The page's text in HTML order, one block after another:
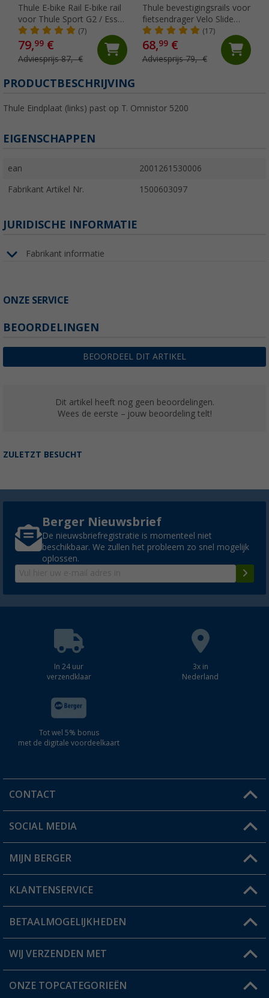
Thule E-bike Rail E-bike rail
voor Thule Sport G2 / Esse
4 CD fietsendrager
(7)
79,99 €
Adviesprijs 87,- €
Thule bevestigingsrails voor
fietsendrager Velo Slide
70cm
(17)
68,99€
Adviesprijs 79,- €
PRODUCTBESCHRIJVING
Thule Eindplaat (links) past op T. Omnistor 5200
EIGENSCHAPPEN
ean 2001261530006
Fabrikant Artikel Nr. 1500603097
JURIDISCHE INFORMATIE
Fabrikant informatie
ONZE SERVICE
BEOORDELINGEN
BEOORDEEL DIT ARTIKEL
Dit artikel heeft nog geen beoordelingen.
Wees de eerste – jouw beoordeling telt!
ZULETZT BESUCHT
Berger Nieuwsbrief
De nieuwsbriefregistratie is momenteel niet
beschikbaar. We zullen het probleem zo snel mogelijk
oplossen.
In 24 uur
verzendklaar
3x in
Nederland
Tot wel 5% bonus
met de digitale voordeelkaart
CONTACT
Een vraag?
Winkel vinden
SOCIAL MEDIA
MIJN BERGER
Mijn account
Status bestelling
Verlanglijstje
KLANTENSERVICE
FAQ & Contact
Verzendinformatie
BETAALMOGELIJKHEDEN
WIJ VERZENDEN MET
ONZE TOPCATEGORIEËN